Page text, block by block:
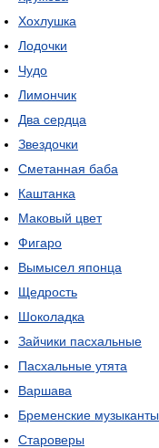
Хохлушка
Лодочки
Чудо
Лимончик
Два сердца
Звездочки
Сметанная баба
Каштанка
Маковый цвет
Фигаро
Вымысел японца
Щедрость
Шоколадка
Зайчики пасхальные
Пасхальные утята
Варшава
Бременские музыканты
Староверы